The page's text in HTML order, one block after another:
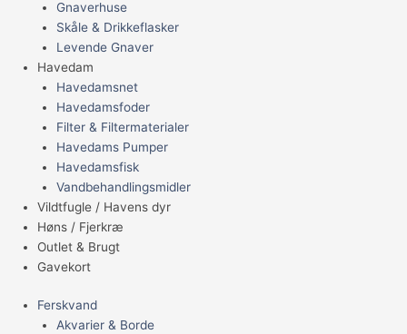
Gnaverhuse
Skåle & Drikkeflasker
Levende Gnaver
Havedam
Havedamsnet
Havedamsfoder
Filter & Filtermaterialer
Havedams Pumper
Havedamsfisk
Vandbehandlingsmidler
Vildtfugle / Havens dyr
Høns / Fjerkræ
Outlet & Brugt
Gavekort
Ferskvand
Akvarier & Borde